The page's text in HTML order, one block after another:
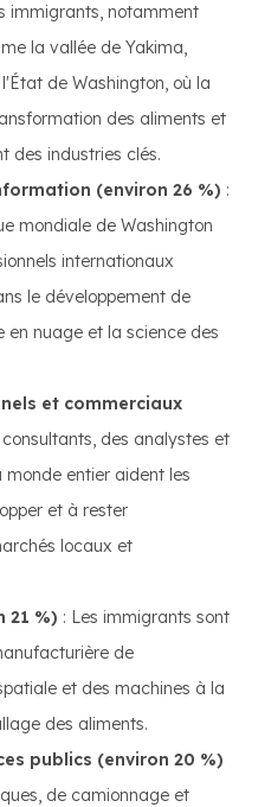
immigrants, notamment
la vallée de Yakima,
de Washington, où la
des aliments et
des industries clés.
(environ 26 %) :
mondiale de Washington
internationaux
le développement de
en nuage et la science des
et commerciaux
consultants, des analystes et
entier aident les
et à rester
locaux et
21 %) : Les immigrants sont
de
et des machines à la
des aliments.
publics (environ 20 %)
de camionnage et